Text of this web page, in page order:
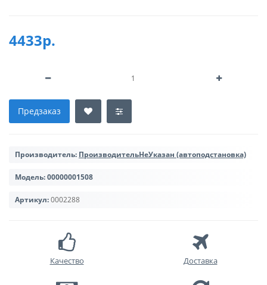
4433р.
Предзаказ
Производитель: ПроизводительНеУказан (автоподстановка)
Модель:00000001508
Артикул:0002288
Качество Доставка